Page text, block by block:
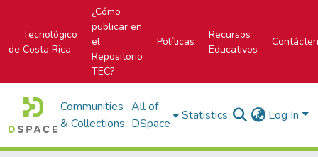
Tecnológico
de Costa Rica
¿Cómo
publicar en
el
Repositorio
TEC?
Políticas
Recursos
Educativos
Communities
& Collections
All of
DSpace
Statistics Log In